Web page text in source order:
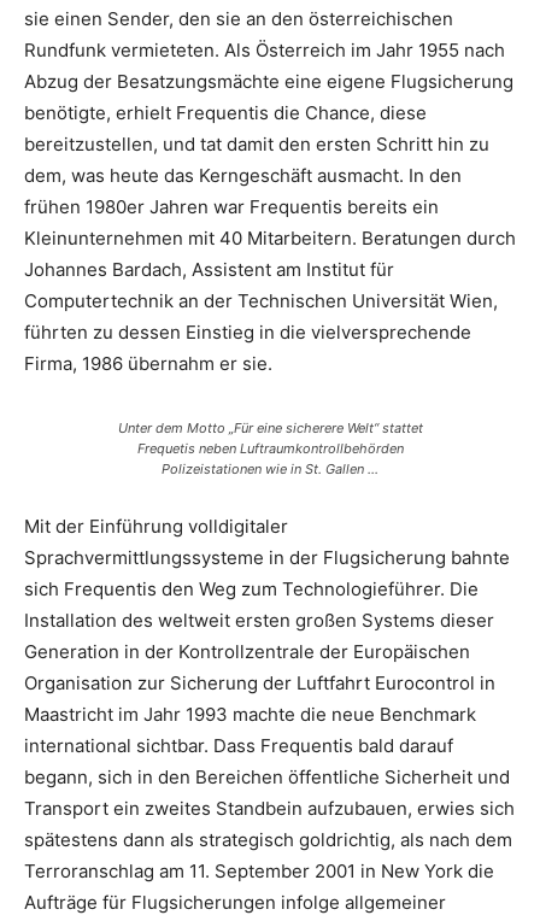
sie einen Sender, den sie an den österreichischen
Rundfunk vermieteten. Als Österreich im Jahr 1955 nach
Abzug der Besatzungsmächte eine eigene Flugsicherung
benötigte, erhielt Frequentis die Chance, diese
bereitzustellen, und tat damit den ersten Schritt hin zu
dem, was heute das Kerngeschäft ausmacht. In den
frühen 1980er Jahren war Frequentis bereits ein
Kleinunternehmen mit 40 Mitarbeitern. Beratungen durch
Johannes Bardach, Assistent am Institut für
Computertechnik an der Technischen Universität Wien,
führten zu dessen Einstieg in die vielversprechende
Firma, 1986 übernahm er sie.
Unter dem Motto „Für eine sicherere Welt“ stattet
Frequetis neben Luftraumkontrollbehörden
Polizeistationen wie in St. Gallen …
Mit der Einführung volldigitaler
Sprachvermittlungssysteme in der Flugsicherung bahnte
sich Frequentis den Weg zum Technologieführer. Die
Installation des weltweit ersten großen Systems dieser
Generation in der Kontrollzentrale der Europäischen
Organisation zur Sicherung der Luftfahrt Eurocontrol in
Maastricht im Jahr 1993 machte die neue Benchmark
international sichtbar. Dass Frequentis bald darauf
begann, sich in den Bereichen öffentliche Sicherheit und
Transport ein zweites Standbein aufzubauen, erwies sich
spätestens dann als strategisch goldrichtig, als nach dem
Terroranschlag am 11. September 2001 in New York die
Aufträge für Flugsicherungen infolge allgemeiner